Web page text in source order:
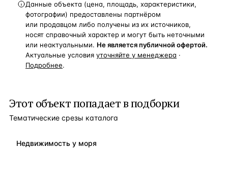
Данные объекта (цена, площадь, характеристики,
фотографии) предоставлены партнёром
или продавцом либо получены из их источников,
носят справочный характер и могут быть неточными
или неактуальными. Не является публичной офертой.
Актуальные условия уточняйте у менеджера ·
Подробнее.
Этот объект попадает в подборки
Тематические срезы каталога
Недвижимость у моря